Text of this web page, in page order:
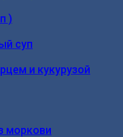
)
суп
и кукурузой
моркови